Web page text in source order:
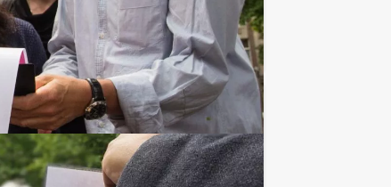
Favoriet
Vanaf€ 52,50p.p. excl. BTW
lekker eten en tussendoor ook